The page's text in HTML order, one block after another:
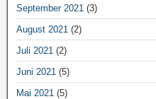
September 2021 (3)
August 2021 (2)
Juli 2021 (2)
Juni 2021 (5)
Mai 2021 (5)